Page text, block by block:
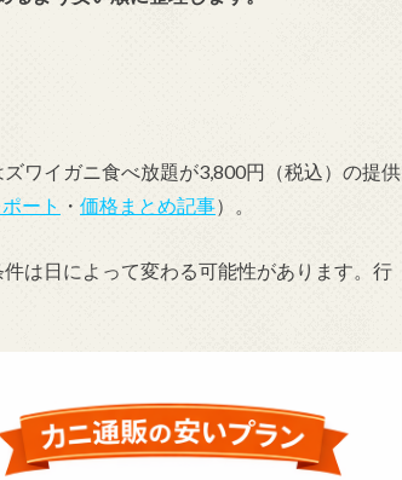
ワイガニ食べ放題が3,800円（税込）の提供
ート ・ 価格まとめ記事）。
は日によって変わる可能性があります。行